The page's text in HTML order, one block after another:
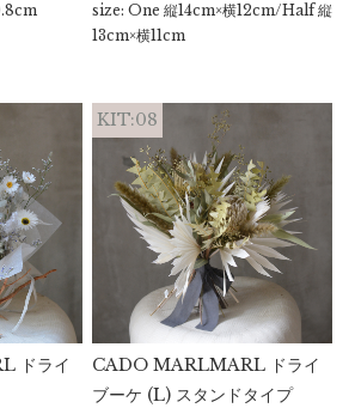
size: One 縦14cm×横12cm/Half 縦
13cm×横11cm
ドライ
KIT:08
CADO MARLMARL ドライ
ブーケ (L) スタンドタイプ